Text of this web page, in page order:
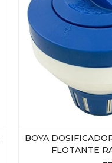
BOYA
FLOTANTE